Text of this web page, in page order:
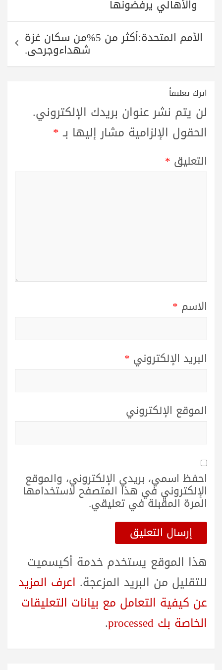
والأهالي يرفضونها
الأمم المتحدة:أكثر من 5%من سكان غزة
شهداءوجرحى.
اترك تعليقاً
لن يتم نشر عنوان بريدك الإلكتروني.
الحقول الإلزامية مشار إليها بـ*
التعليق *
الاسم *
البريد الإلكتروني *
الموقع الإلكتروني
احفظ اسمي، بريدي الإلكتروني، والموقع
الإلكتروني في هذا المتصفح لاستخدامها
المرة المقبلة في تعليقي.
هذا الموقع يستخدم خدمة أكيسميت
للتقليل من البريد المزعجة. اعرف المزيد
عن كيفية التعامل مع بيانات التعليقات
الخاصة بك processed
.